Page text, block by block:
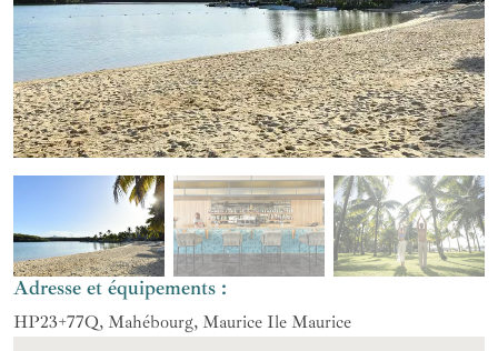
Adresse et équipements :
HP23+77Q, Mahébourg, Maurice Ile Maurice